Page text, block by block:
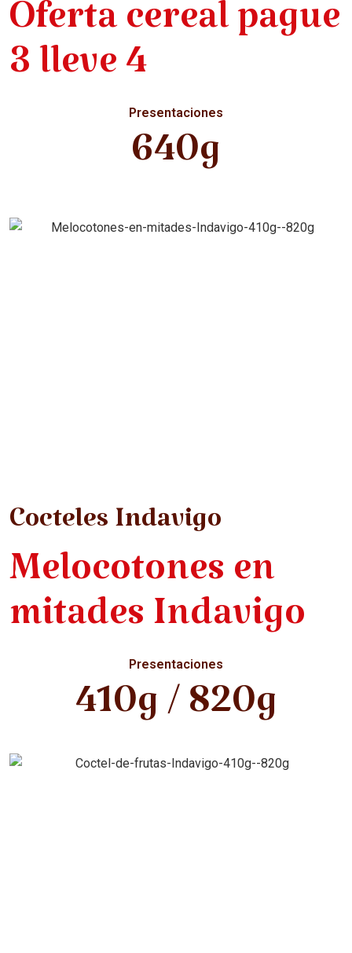
Oferta cereal pague
3 lleve 4
Presentaciones
640g
Cocteles Indavigo
Melocotones en
mitades Indavigo
Presentaciones
410g / 820g